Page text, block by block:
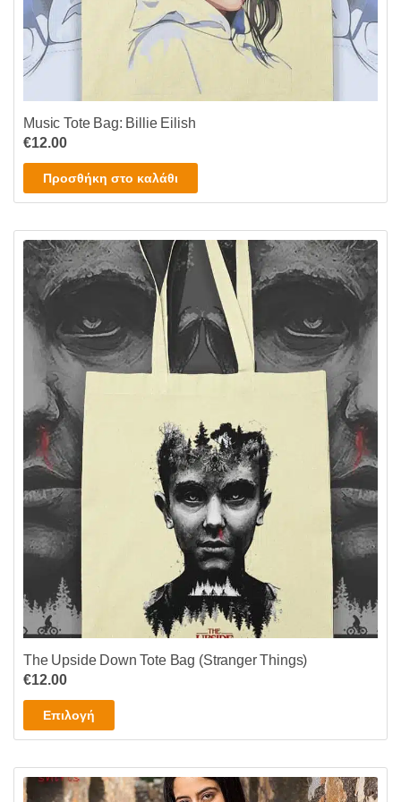
Music Tote Bag: Billie Eilish
€12.00
Προσθήκη στο καλάθι
The Upside Down Tote Bag (Stranger Things)
€12.00
Επιλογή
το
έχει
πολλαπλές